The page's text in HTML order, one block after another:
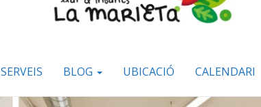
SERVEIS BLOG UBICACIÓ CALENDARI